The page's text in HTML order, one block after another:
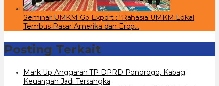
Seminar UMKM Go Export : “Rahasia UMKM Lokal
Tembus Pasar Amerika dan Erop…
Posting Terkait
Mark Up Anggaran TP DPRD Ponorogo, Kabag
Keuangan Jadi Tersangka